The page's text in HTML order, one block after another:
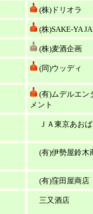
(株)ドリオラ
(株)SAKE-YA
(株)麦酒企画
(同)ウッディ
(有)ムデルエン
メント
ＪＡ東京あおば
(有)伊勢屋鈴木
(有)窪田屋商店
三又酒店